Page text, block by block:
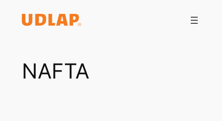
NAFTA